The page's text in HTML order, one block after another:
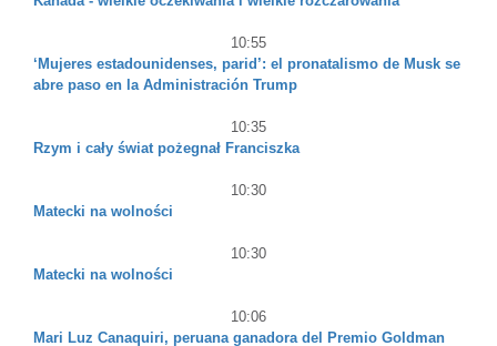
10:55
‘Mujeres estadounidenses, parid’: el pronatalismo de Musk se
abre paso en la Administración Trump
10:35
Rzym i cały świat pożegnał Franciszka
10:30
Matecki na wolności
10:30
Matecki na wolności
10:06
Mari Luz Canaquiri, peruana ganadora del Premio Goldman